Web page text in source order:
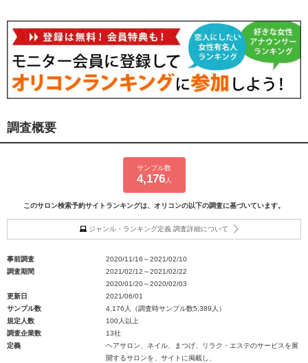
調査概要
サンプル数
4,176人
このサロン検索予約サイトランキングは、オリコンの以下の調査に基づいています。
ジャンル・ランキング定義 調査詳細について
事前調査
2020/11/16～2021/02/10
調査期間
2021/02/12～2021/02/22
2020/01/20～2020/02/03
更新日
2021/06/01
サンプル数
4,176人（調査時サンプル数5,389人）
規定人数
100人以上
調査企業数
13社
定義
ヘアサロン、ネイル、まつげ、リラク・エステのサービスを展
開するサロンを、サイトに掲載し、